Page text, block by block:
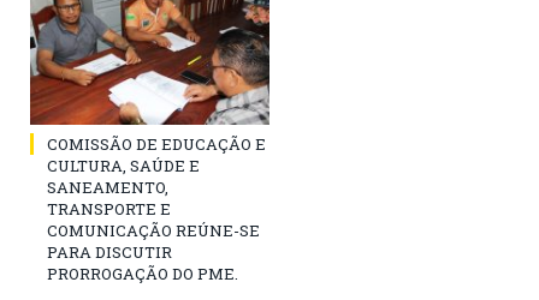
COMISSÃO DE EDUCAÇÃO E
CULTURA, SAÚDE E
SANEAMENTO,
TRANSPORTE E
COMUNICAÇÃO REÚNE-SE
PARA DISCUTIR
PRORROGAÇÃO DO PME.